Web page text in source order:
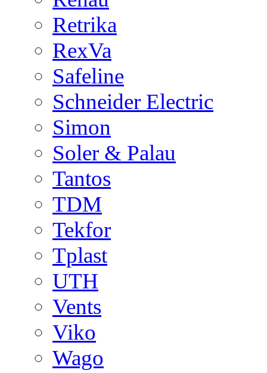
Retrika
RexVa
Safeline
Schneider Electric
Simon
Soler & Palau
Tantos
TDM
Tekfor
Tplast
UTH
Vents
Viko
Wago